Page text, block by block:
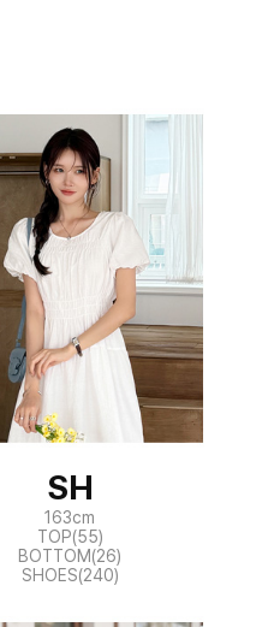
SH
163cm
TOP(55)
BOTTOM(26)
SHOES(240)